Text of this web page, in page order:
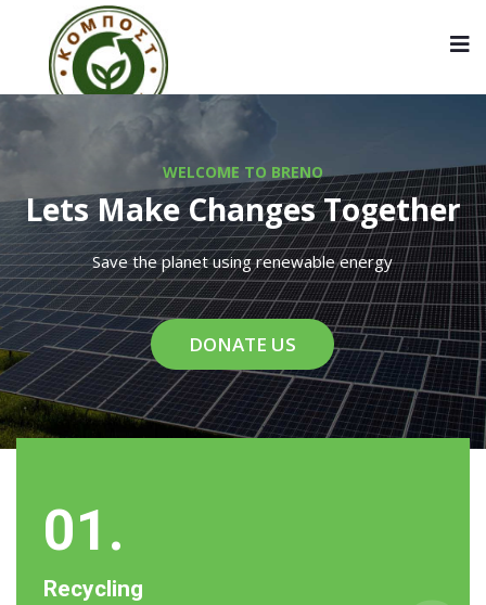
WELCOME TO BRENO
Save the planet using renewable energy
Lets Make Changes Together
DONATE US
01.
Recycling